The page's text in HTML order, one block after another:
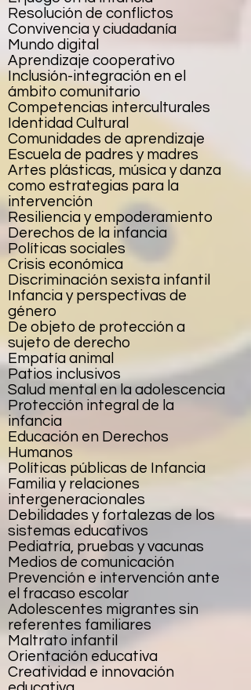
Resolución de conflictos
Convivencia y ciudadanía
Mundo digital
Aprendizaje cooperativo
Inclusión-integración en el
ámbito comunitario
Competencias interculturales
Identidad Cultural
Comunidades de aprendizaje
Escuela de padres y madres
Artes plásticas, música y danza
como estrategias para la
intervención
Resiliencia y empoderamiento
Derechos de la infancia
Políticas sociales
Crisis económica
Discriminación sexista infantil
Infancia y perspectivas de
género
De objeto de protección a
sujeto de derecho
Empatía animal
Patios inclusivos
Salud mental en la adolescencia
Protección integral de la
infancia
Educación en Derechos
Humanos
Políticas públicas de Infancia
Familia y relaciones
intergeneracionales
Debilidades y fortalezas de los
sistemas educativos
Pediatría, pruebas y vacunas
Medios de comunicación
Prevención e intervención ante
el fracaso escolar
Adolescentes migrantes sin
referentes familiares
Maltrato infantil
Orientación educativa
Creatividad e innovación